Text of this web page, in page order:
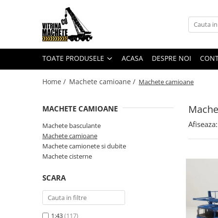
Toate Produsele
Machete utilaje pentru drumuri
Machete betoniere si pompe de
Alte machete de utilaje
Machete basculante
Machete camioane
Machete camionete si dubite
TOATE PRODUSELE ACASA DESPRE NOI
Home / Machete camioane / Machete camioane
MACHETE CAMIOANE
Machete basculante
Machete camioane
Machete camionete si dubite
Machete cisterne
SCARA
1:43(117)
Afiseaza: